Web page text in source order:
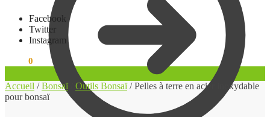
Facebook
Twitter
Instagram
0
Accueil /Bonsaï Outils Bonsaï/Pelles à terre en acier inoxydable
pour bonsaï